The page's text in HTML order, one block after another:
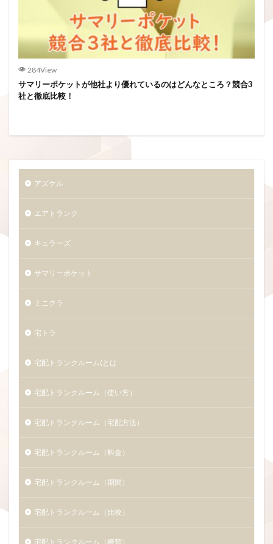
284View
サマリーポケットが他社より優れているのはどんなところ？競合3
社と徹底比較！
アズケル
エアトランク
キュラーズ
サマリーポケット
ミニクラ
宅トラ
宅配トランクルーム(とは
宅配トランクルーム（使い方）
宅配トランクルーム（宅配方法）
宅配トランクルーム（料金）
宅配トランクルーム（期間）
宅配トランクルーム（比較）
宅配トランクルーム（種類）